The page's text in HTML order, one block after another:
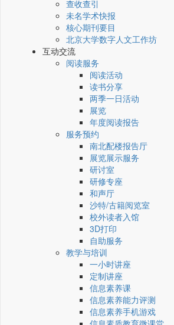
查收查引
未名学术快报
核心期刊要目
北京大学数字人文工作坊
互动交流
阅读服务
阅读活动
读书分享
两季一日活动
展览
年度阅读报告
服务预约
南北配楼报告厅
展览展示服务
研讨室
研修专座
和声厅
沙特/古籍阅览室
校外读者入馆
3D打印
自助服务
教学与培训
一小时讲座
定制讲座
信息素养课
信息素养能力评测
信息素养手机游戏